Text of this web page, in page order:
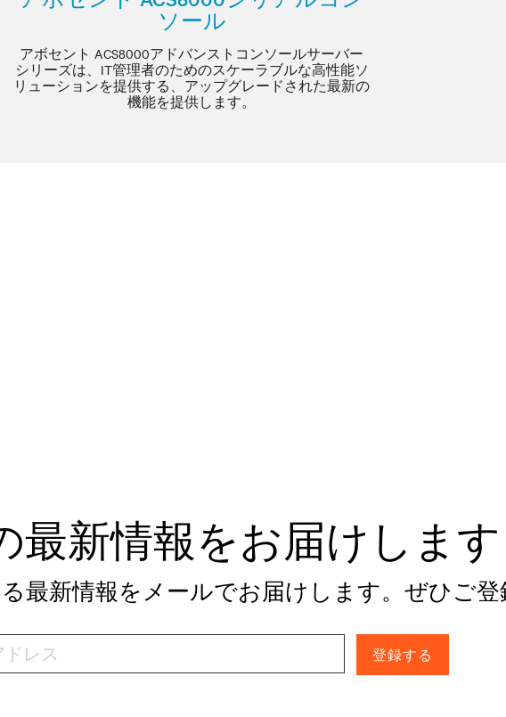
ソール
アボセント ACS8000アドバンストコンソールサーバー
シリーズは、IT管理者のためのスケーラブルな高性能ソ
リューションを提供する、アップグレードされた最新の
機能を提供します。
最新情報をお届けします
最新情報をメールでお届けします。ぜひご登
登録する